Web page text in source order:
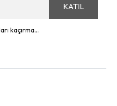
KATIL
kaçırma...